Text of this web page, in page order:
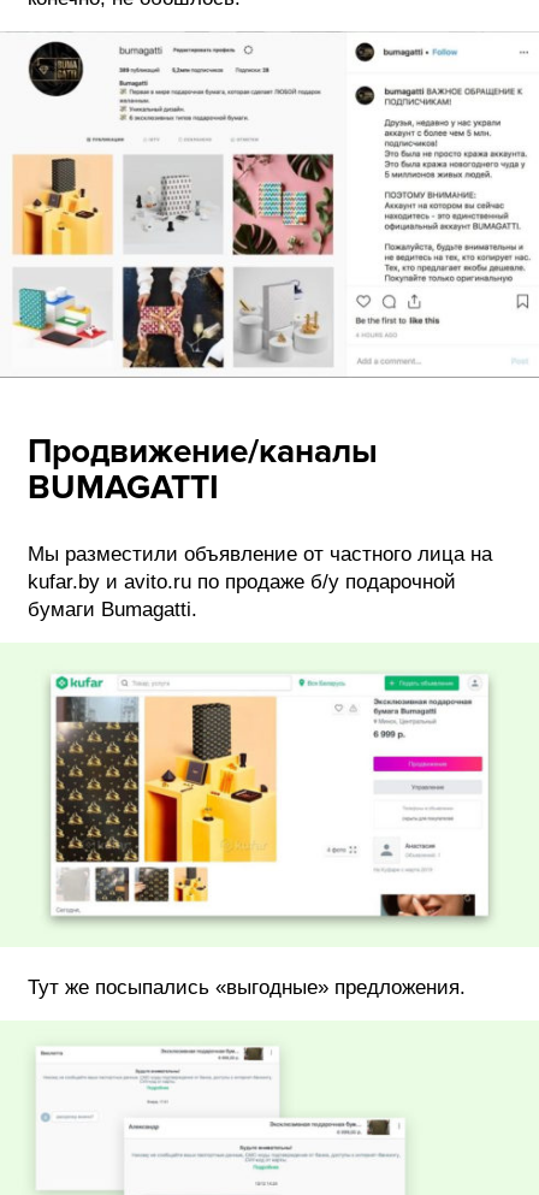
Продвижение/каналы
BUMAGATTI
Мы разместили объявление от частного лица на
kufar.by и avito.ru по продаже б/у подарочной
бумаги Bumagatti.
Тут же посыпались «выгодные» предложения.